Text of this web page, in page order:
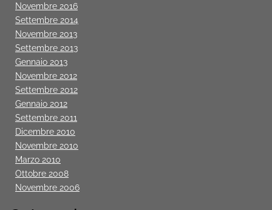
Novembre 2016
Settembre 2014
Novembre 2013
Settembre 2013
Gennaio 2013
Novembre 2012
Settembre 2012
Gennaio 2012
Settembre 2011
Dicembre 2010
Novembre 2010
Marzo 2010
Ottobre 2008
Novembre 2006